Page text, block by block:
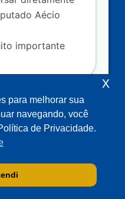
Aécio
importante
WhatsApp, você
exclusivamente
sugestões ou
do Deputado Aécio
com sigilo e não serão
para melhorar sua
navegando, você
de Privacidade.
x